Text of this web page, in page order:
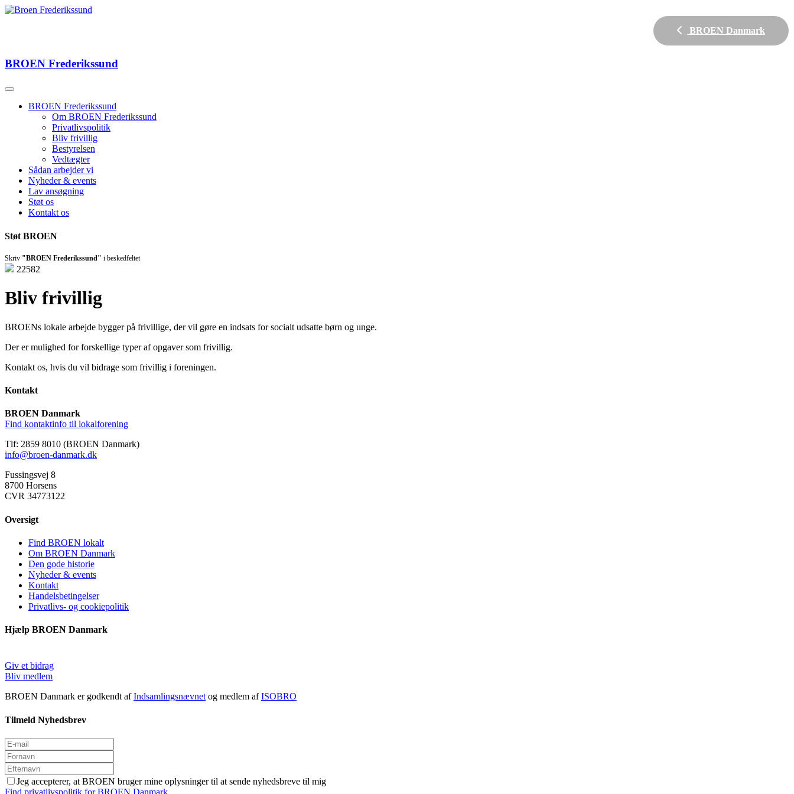
BROEN Danmark
BROEN Frederikssund
BROEN Frederikssund
Om BROEN Frederikssund
Privatlivspolitik
Bliv frivillig
Bestyrelsen
Vedtægter
Sådan arbejder vi
Nyheder & events
Lav ansøgning
Støt os
Kontakt os
Støt BROEN
Skriv "BROEN Frederikssund" i beskedfeltet
22582
Bliv frivillig
BROENs lokale arbejde bygger på frivillige, der vil gøre en indsats for socialt udsatte børn og unge.
Der er mulighed for forskellige typer af opgaver som frivillig.
Kontakt os, hvis du vil bidrage som frivillig i foreningen.
Kontakt
BROEN Danmark
Find kontaktinfo til lokalforening
Tlf: 2859 8010 (BROEN Danmark)
info@broen-danmark.dk
Fussingsvej 8
8700 Horsens
CVR 34773122
Oversigt
Find BROEN lokalt
Om BROEN Danmark
Den gode historie
Nyheder & events
Kontakt
Handelsbetingelser
Privatlivs- og cookiepolitik
Hjælp BROEN Danmark
Giv et bidrag
Bliv medlem
BROEN Danmark er godkendt afIndsamlingsnævnetog medlem afISOBRO
Tilmeld Nyhedsbrev
Jeg accepterer, at BROEN bruger mine oplysninger til at sende nyhedsbreve til mig
Find privatlivspolitik for BROEN Danmark